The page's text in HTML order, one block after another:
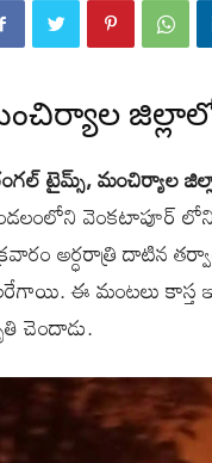
జిల్లాలో
టైమ్స్, మంచిర్యాల
వెంకటాపూర్ లోని
అర్ధరాత్రి దాటిన
ఈ మంటలు కాస్త
చెందాడు.